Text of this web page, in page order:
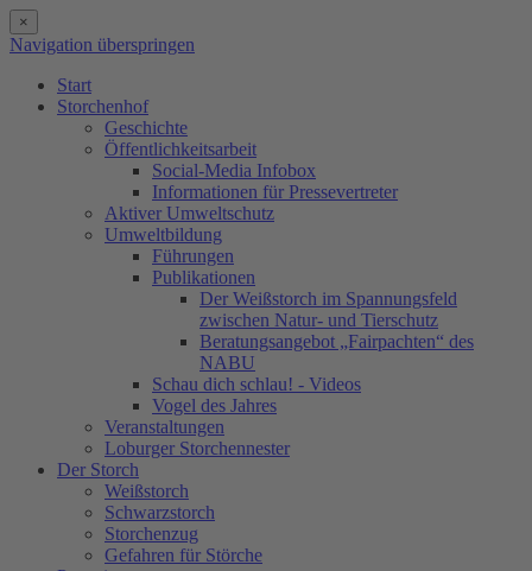
×
Navigation überspringen
Start
Storchenhof
Geschichte
Öffentlichkeitsarbeit
Social-Media Infobox
Informationen für Pressevertreter
Aktiver Umweltschutz
Umweltbildung
Führungen
Publikationen
Der Weißstorch im Spannungsfeld
zwischen Natur- und Tierschutz
Beratungsangebot „Fairpachten“ des
NABU
Schau dich schlau! - Videos
Vogel des Jahres
Veranstaltungen
Loburger Storchennester
Der Storch
Weißstorch
Schwarzstorch
Storchenzug
Gefahren für Störche